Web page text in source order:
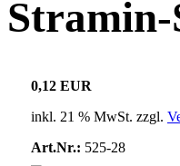
Stramin-
0,12 EUR
inkl. 21 % MwSt. zzgl.
Art.Nr.: 525-28